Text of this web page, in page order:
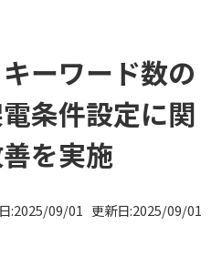
キーワード数の
条件設定に関
を実施
:2025/09/01 更新日:2025/09/01